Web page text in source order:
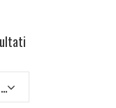
Ordinamento predefinito